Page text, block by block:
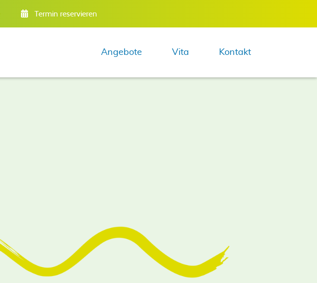
Termin reservieren
Angebote
Vita Kontakt